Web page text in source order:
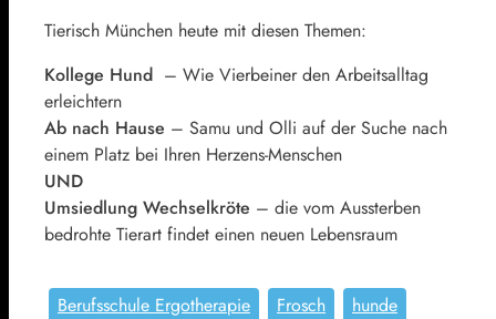
Tierisch München heute mit diesen Themen:
Kollege Hund – Wie Vierbeiner den Arbeitsalltag
erleichtern
Ab nach Hause – Samu und Olli auf der Suche nach
einem Platz bei Ihren Herzens-Menschen
UND
Umsiedlung Wechselkröte – die vom Aussterben
bedrohte Tierart findet einen neuen Lebensraum
Berufsschule Ergotherapie Frosch
hunde